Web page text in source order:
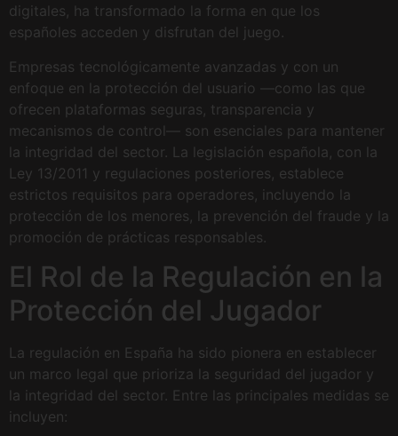
digitales, ha transformado la forma en que los
españoles acceden y disfrutan del juego.
Empresas tecnológicamente avanzadas y con un
enfoque en la protección del usuario —como las que
ofrecen plataformas seguras, transparencia y
mecanismos de control— son esenciales para mantener
la integridad del sector. La legislación española, con la
Ley 13/2011 y regulaciones posteriores, establece
estrictos requisitos para operadores, incluyendo la
protección de los menores, la prevención del fraude y la
promoción de prácticas responsables.
El Rol de la Regulación en la
Protección del Jugador
La regulación en España ha sido pionera en establecer
un marco legal que prioriza la seguridad del jugador y
la integridad del sector. Entre las principales medidas se
incluyen: